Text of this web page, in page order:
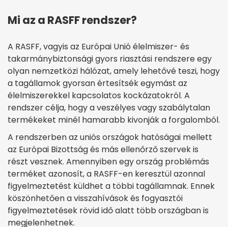
Mi az a RASFF rendszer?
A RASFF, vagyis az Európai Unió élelmiszer- és
takarmánybiztonsági gyors riasztási rendszere egy
olyan nemzetközi hálózat, amely lehetővé teszi, hogy
a tagállamok gyorsan értesítsék egymást az
élelmiszerekkel kapcsolatos kockázatokról. A
rendszer célja, hogy a veszélyes vagy szabálytalan
termékeket minél hamarabb kivonják a forgalomból.
A rendszerben az uniós országok hatóságai mellett
az Európai Bizottság és más ellenőrző szervek is
részt vesznek. Amennyiben egy ország problémás
terméket azonosít, a RASFF-en keresztül azonnal
figyelmeztetést küldhet a többi tagállamnak. Ennek
köszönhetően a visszahívások és fogyasztói
figyelmeztetések rövid idő alatt több országban is
megjelenhetnek.